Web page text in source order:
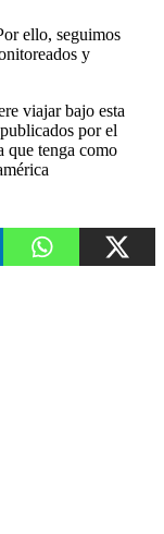
ello, seguimos
y
viajar bajo esta
por el
que tenga como